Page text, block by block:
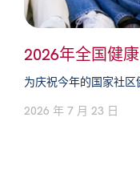
2026年全国健
为庆祝今年的国家社
2026 年 7 月 23 日